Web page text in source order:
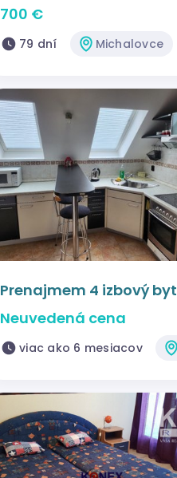
700 €
79 dní Michalovce
Prenajmem 4 izbový byt
Neuvedená cena
viac ako 6 mesiacov